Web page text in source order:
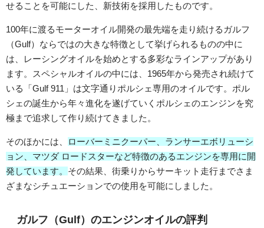
せることを可能にした、新技術を採用したものです。
100年に渡るモーターオイル開発の最先端を走り続けるガルフ
（Gulf）ならではの大きな特徴として挙げられるものの中に
は、レーシングオイルを始めとする多彩なラインアップがあり
ます。スペシャルオイルの中には、1965年から発売され続けて
いる「Gulf 911」は文字通りポルシェ専用のオイルです。ポル
シェの誕生から年々進化を遂げていくポルシェのエンジンを究
極まで追求して作り続けてきました。
そのほかには、
ローバーミニクーパー、ランサーエボリューシ
ョン、マツダ ロードスターなど特徴のあるエンジンを専用に開
発しています。 その結果、街乗りからサーキット走行までさま
ざまなシチュエーションでの使用を可能にしました。
ガルフ（Gulf）のエンジンオイルの評判